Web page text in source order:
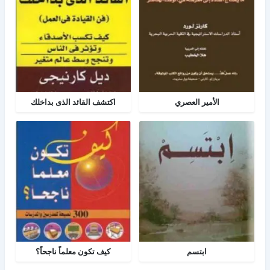
الأمير العصري اكتشف القائد الذى بداخلك
ابتسم كيف تكون معلماً ناجحاً؟